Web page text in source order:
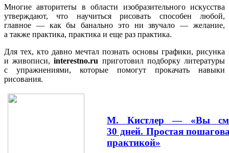
Многие авторитеты в области изобразительного искусства
утверждают, что научиться рисовать способен любой,
главное — как бы банально это ни звучало — желание,
а также практика, практика и еще раз практика.
Для тех, кто давно мечтал познать основы графики, рисунка
и живописи,interestno.ru приготовил подборку литературы
с упражнениями, которые помогут прокачать навыки
рисования.
М. Кистлер — «Вы
30 дней. Простая
практикой»